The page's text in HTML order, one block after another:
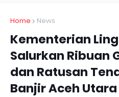
Home News
Kementerian
Salurkan Ribuan
dan Ratusan
Banjir Aceh Utara